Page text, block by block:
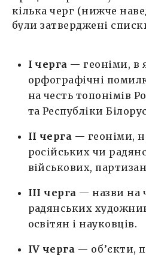
кілька черг (нижче
були затверджені
I черга — геоніми, в
орфографічні
на честь топонімів
та Республіки
II черга — геоніми,
російських чи
військових,
III черга — назви на
радянських
освітян і науковців.
IV черга — об’єкти,